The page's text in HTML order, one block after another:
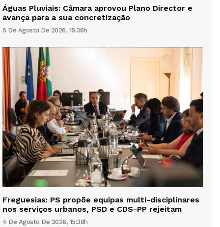
Águas Pluviais: Câmara aprovou Plano Director e
avança para a sua concretização
5 De Agosto De 2026, 15:36h
Freguesias: PS propõe equipas multi-disciplinares
nos serviços urbanos, PSD e CDS-PP rejeitam
4 De Agosto De 2026, 15:38h